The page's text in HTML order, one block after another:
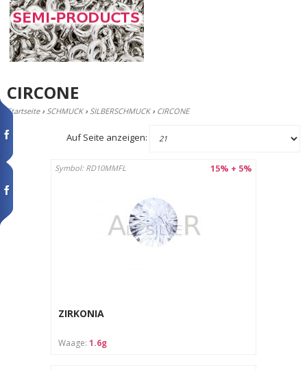
CIRCONE
Startseite › SCHMUCK › SILBERSCHMUCK › CIRCONE
Auf Seite anzeigen:
15% + 5%
Symbol: RD10MMFL
ZIRKONIA
Waage: 1.6g